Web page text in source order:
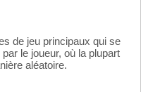
de jeu principaux qui se
le joueur, où la plupart
aléatoire.